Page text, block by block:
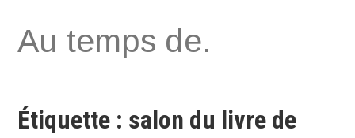
au
Au temps de.
Étiquette : salon du livre de